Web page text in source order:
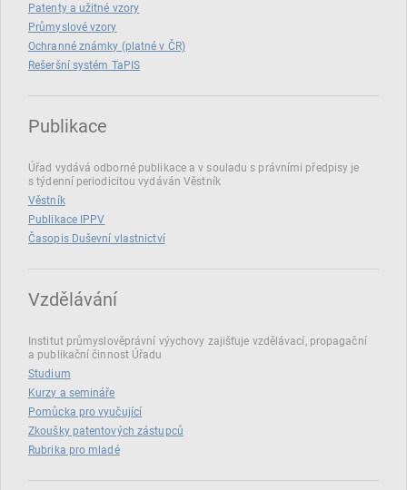
Patenty a užitné vzory
Průmyslové vzory
Ochranné známky (platné v ČR)
Rešeršní systém TaPIS
Publikace
Úřad vydává odborné publikace a v souladu s právními předpisy je
s týdenní periodicitou vydáván Věstník
Věstník
Publikace IPPV
Časopis Duševní vlastnictví
Vzdělávání
Institut průmyslověprávní výychovy zajišťuje vzdělávací, propagační
a publikační činnost Úřadu
Studium
Kurzy a semináře
Pomůcka pro vyučující
Zkoušky patentových zástupců
Rubrika pro mladé